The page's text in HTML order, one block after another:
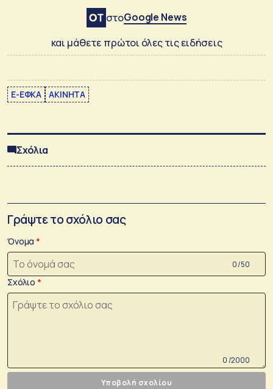
στοGoogle News
και μάθετε πρώτοι όλες τις ειδήσεις
E-ΕΦΚΑ ΑΚΙΝΗΤΑ
Σχόλια
Γράψτε το σχόλιο σας
Όνομα
0 /50
Σχόλιο
0 /2000
Υποβολή σχολίου